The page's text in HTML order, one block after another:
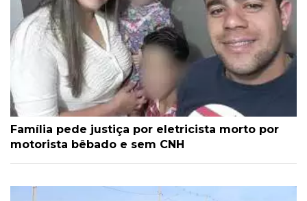
Família pede justiça por eletricista morto por
motorista bêbado e sem CNH